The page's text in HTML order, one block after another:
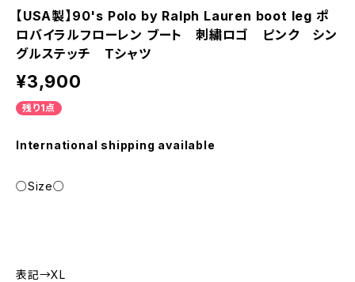
【USA製】90's Polo by Ralph Lauren boot leg ポ
ロバイラルフローレン ブート 刺繍ロゴ ピンク シン
グルステッチ Tシャツ
¥3,900
残り1点
International shipping available
○Size○
表記→XL